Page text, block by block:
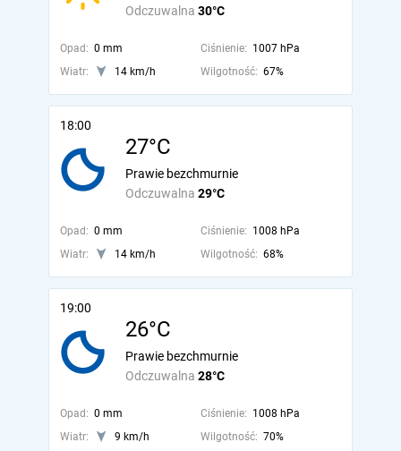
Odczuwalna 30°C
Opad: 0 mm Ciśnienie: 1007 hPa
Wiatr:
14 km/h Wilgotność: 67%
18:00
27°C
Odczuwalna 29°C
Prawie bezchmurnie
Opad: 0 mm Ciśnienie: 1008 hPa
Wiatr:
14 km/h Wilgotność: 68%
19:00
26°C
Odczuwalna 28°C
Prawie bezchmurnie
Opad: 0 mm Ciśnienie: 1008 hPa
Wiatr:
9 km/h Wilgotność: 70%